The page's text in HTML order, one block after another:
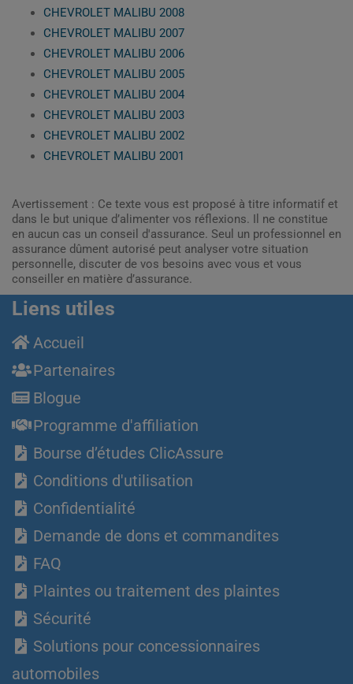
CHEVROLET MALIBU 2008
CHEVROLET MALIBU 2007
CHEVROLET MALIBU 2006
CHEVROLET MALIBU 2005
CHEVROLET MALIBU 2004
CHEVROLET MALIBU 2003
CHEVROLET MALIBU 2002
CHEVROLET MALIBU 2001
Avertissement : Ce texte vous est proposé à titre informatif et
dans le but unique d’alimenter vos réflexions. Il ne constitue
en aucun cas un conseil d'assurance. Seul un professionnel en
assurance dûment autorisé peut analyser votre situation
personnelle, discuter de vos besoins avec vous et vous
conseiller en matière d’assurance.
Liens utiles
Accueil
Partenaires
Blogue
Programme d'affiliation
Bourse d’études ClicAssure
Conditions d'utilisation
Confidentialité
Demande de dons et commandites
FAQ
Plaintes ou traitement des plaintes
Sécurité
Solutions pour concessionnaires
automobiles